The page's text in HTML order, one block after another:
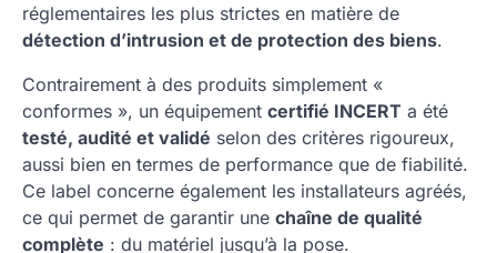
réglementaires les plus strictes en matière de
détection d’intrusion et de protection des biens.
Contrairement à des produits simplement «
conformes », un équipement certifié INCERT a été
testé, audité et validé selon des critères rigoureux,
aussi bien en termes de performance que de fiabilité.
Ce label concerne également les installateurs agréés,
ce qui permet de garantir une chaîne de qualité
complète : du matériel jusqu’à la pose.